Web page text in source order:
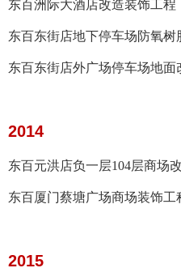
东百洲际大酒店改造装饰工程
东百东街店地下停车场防氧树
东百东街店外广场停车场地面
2014
东百元洪店负一层104层商场
东百厦门蔡塘广场商场装饰工
2015